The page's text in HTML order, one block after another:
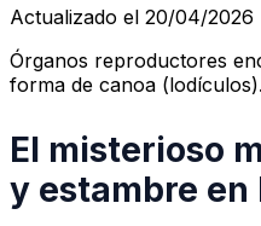
Actualizado el 20/04/2026
Órganos reproductores
forma de canoa (lodículos).
El misterioso
y estambre en